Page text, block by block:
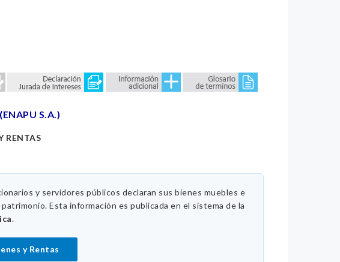
S.A.)
RENTAS
y servidores públicos declaran sus bienes muebles e
Esta información es publicada en el sistema de la
.
y Rentas